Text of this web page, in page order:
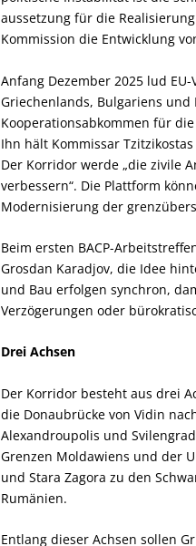
aussetzung für die
Kommission die Entwicklung
Anfang Dezember 2025 lud
Griechenlands, Bulgariens
Kooperationsabkommen für
Ihn hält Kommissar
Der Korridor werde „die zivile
verbessern“. Die Plattform
Modernisierung der
Beim ersten BACP-
Grosdan Karadjov, die Idee
und Bau erfolgen synchron,
Verzögerungen oder
Drei Achsen
Der Korridor besteht aus drei
die Donaubrücke von Vidin
Alexandroupolis und
Grenzen Moldawiens und der
und Stara Zagora zu den
Rumänien.
Entlang dieser Achsen sollen